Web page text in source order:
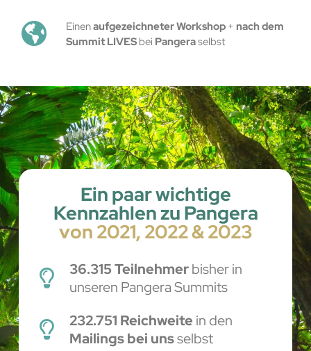
Einenaufgezeichneter Workshop + nach dem
Summit LIVESbei Pangeraselbst
Ein paar wichtige
Kennzahlen zu Pangera
von 2021, 2022 & 2023
36.315 Teilnehmerbisher in
unseren Pangera Summits
232.751 Reichweite in den
Mailings bei unsselbst